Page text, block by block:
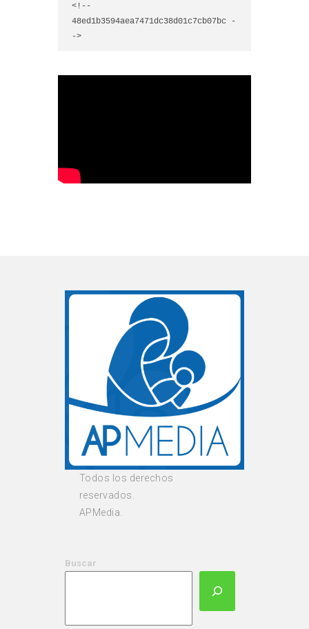
<!--
48ed1b3594aea7471dc38d01c7cb07bc -
->
Todos los derechos
reservados.
APMedia.
Buscar